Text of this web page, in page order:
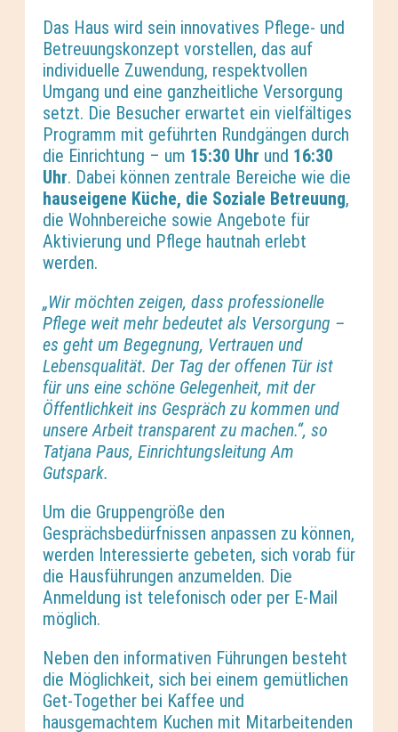
Das Haus wird sein innovatives Pflege- und
Betreuungskonzept vorstellen, das auf
individuelle Zuwendung, respektvollen
Umgang und eine ganzheitliche Versorgung
setzt. Die Besucher erwartet ein vielfältiges
Programm mit geführten Rundgängen durch
die Einrichtung – um 15:30 Uhr und 16:30
Uhr. Dabei können zentrale Bereiche wie die
hauseigene Küche, die Soziale Betreuung,
die Wohnbereiche sowie Angebote für
Aktivierung und Pflege hautnah erlebt
werden.
„Wir möchten zeigen, dass professionelle
Pflege weit mehr bedeutet als Versorgung –
es geht um Begegnung, Vertrauen und
Lebensqualität. Der Tag der offenen Tür ist
für uns eine schöne Gelegenheit, mit der
Öffentlichkeit ins Gespräch zu kommen und
unsere Arbeit transparent zu machen.“, so
Tatjana Paus, Einrichtungsleitung Am
Gutspark.
Um die Gruppengröße den
Gesprächsbedürfnissen anpassen zu können,
werden Interessierte gebeten, sich vorab für
die Hausführungen anzumelden. Die
Anmeldung ist telefonisch oder per E-Mail
möglich.
Neben den informativen Führungen besteht
die Möglichkeit, sich bei einem gemütlichen
Get-Together bei Kaffee und
hausgemachtem Kuchen mit Mitarbeitenden